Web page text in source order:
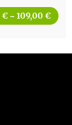
€ – 109,00 €